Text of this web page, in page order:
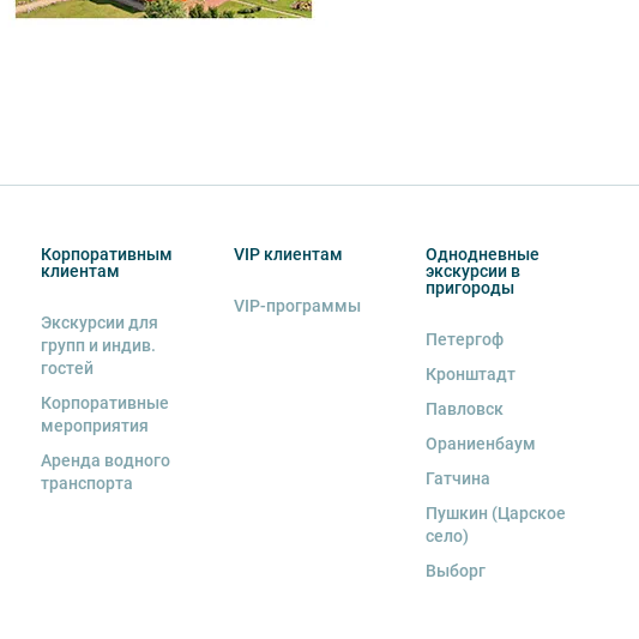
Корпоративным
клиентам
Экскурсии для
групп и индив.
гостей
Корпоративные
мероприятия
Аренда водного
транспорта
VIP клиентам
VIP-программы
Однодневные
экскурсии в
пригороды
Петергоф
Кронштадт
Павловск
Ораниенбаум
Гатчина
Пушкин (Царское
село)
Выборг